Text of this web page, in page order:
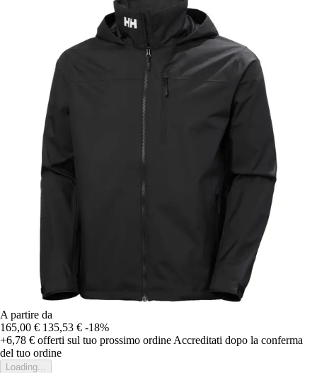
A partire da
165,00 € 135,53 € -18%
+6,78 € offerti sul tuo prossimo ordine Accreditati dopo la conferma
del tuo ordine
Loading...